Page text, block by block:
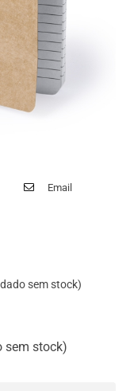
Email
sem stock)
sem stock)